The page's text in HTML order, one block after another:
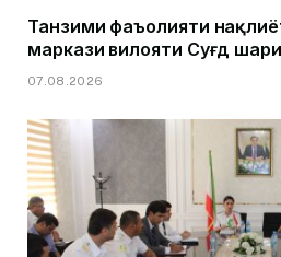
Танзими фаъолияти
маркази вилояти Суғд
07.08.2026